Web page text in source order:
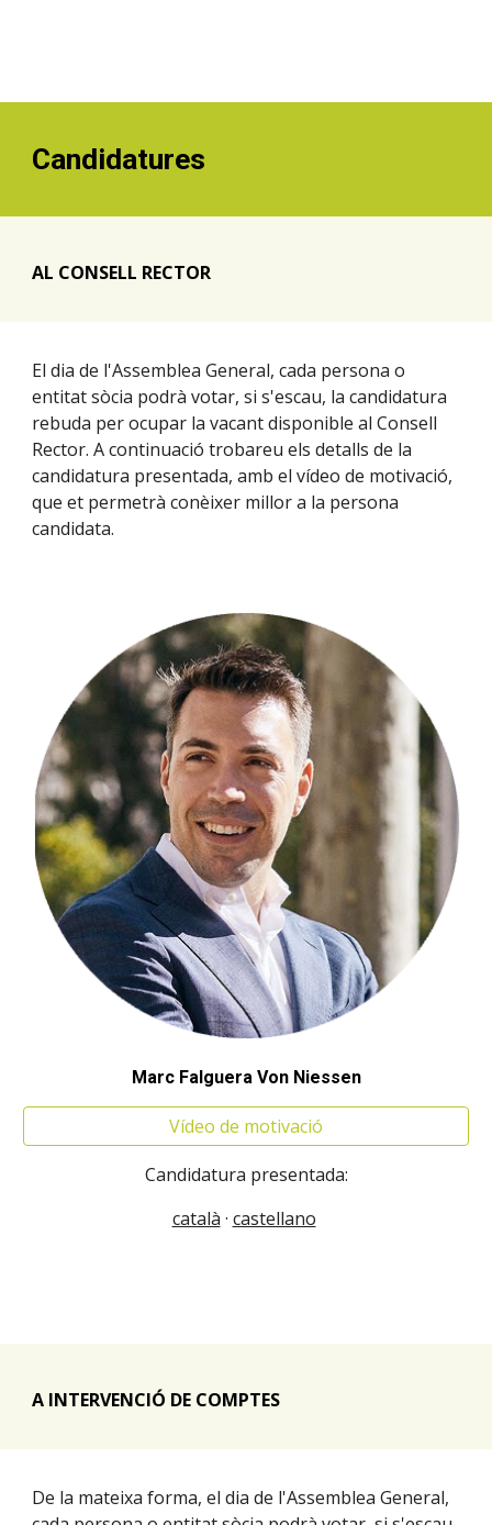
Candidatures
AL CONSELL RECTOR
El dia de l'Assemblea General, cada persona o
entitat sòcia podrà votar, si s'escau, la candidatura
rebuda per ocupar la vacant disponible al Consell
Rector. A continuació trobareuels detalls de la
candidatura presentada, ambel vídeo de motivació,
que et permetrà conèixer millora la persona
candidata.
Marc Falguera Von Niessen
Vídeo de motivació
Candidatura presentada:
català · castellano
A INTERVENCIÓ DE COMPTES
De la mateixa forma, el dia de l'Assemblea General,